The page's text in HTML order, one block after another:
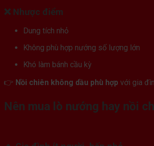
❌ Nhược điểm
Dung tích nhỏ
Không phù hợp nướng số lượng lớn
Khó làm bánh cầu kỳ
👉 Nồi chiên không dầu phù hợp với gia
Nên mua lò nướng hay nồi